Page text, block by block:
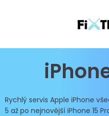
Rychlý servis Apple iPhone
5 až po nejnovější iPhone 15